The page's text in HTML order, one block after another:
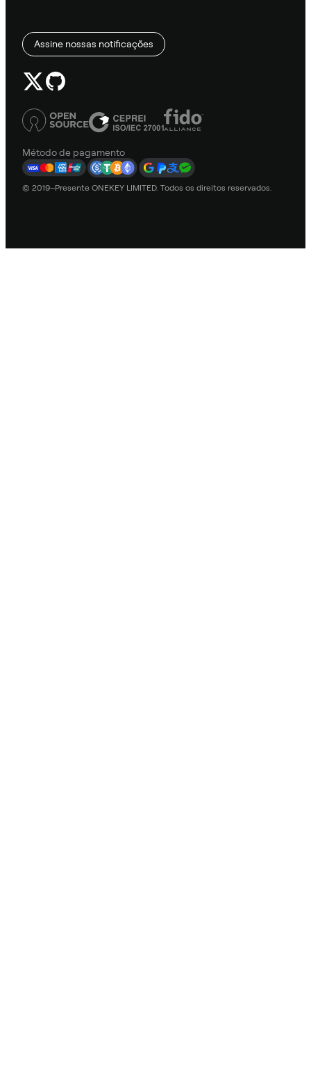
Assine nossas notificações
Método de pagamento
© 2019–Presente ONEKEY LIMITED. Todos os direitos reservados.